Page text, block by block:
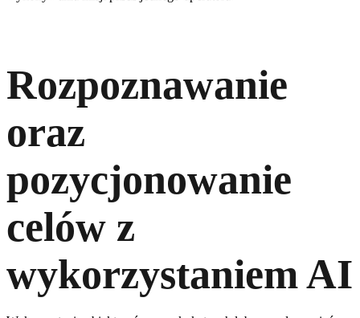
Rozpoznawanie
oraz
pozycjonowanie
celów z
wykorzystaniem AI